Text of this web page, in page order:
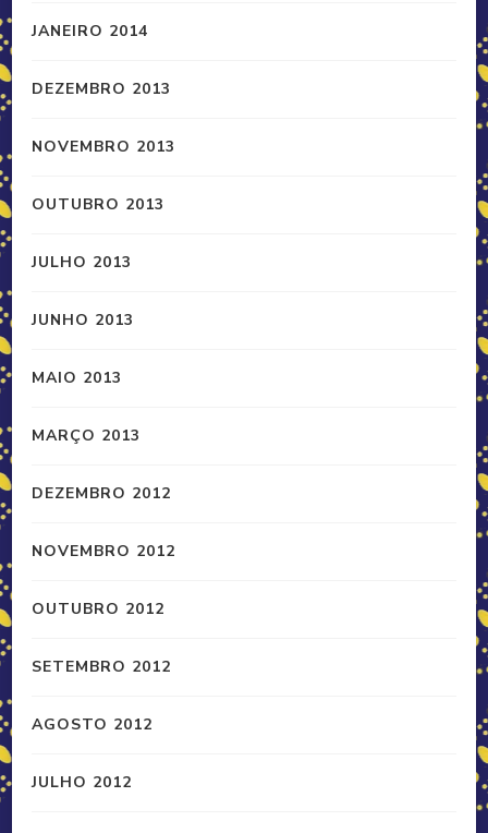
JANEIRO 2014
DEZEMBRO 2013
NOVEMBRO 2013
OUTUBRO 2013
JULHO 2013
JUNHO 2013
MAIO 2013
MARÇO 2013
DEZEMBRO 2012
NOVEMBRO 2012
OUTUBRO 2012
SETEMBRO 2012
AGOSTO 2012
JULHO 2012